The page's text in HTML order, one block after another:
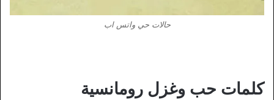
حالات حي واتس اب
كلمات حب وغزل رومانسية